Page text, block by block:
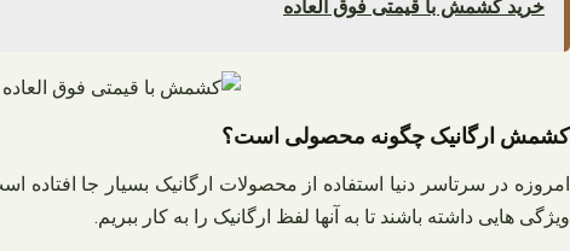
خرید کشمش با قیمتی فوق العاده
کشمش ارگانیک چگونه محصولی است؟
امروزه در سرتاسر دنیا استفاده از محصولات ارگانیک بسیار جا
ویژگی هایی داشته باشند تا به آنها لفظ ارگانیک را به کار ببریم.